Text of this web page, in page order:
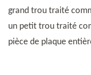
grand trou traité
un petit trou traité
pièce de plaque